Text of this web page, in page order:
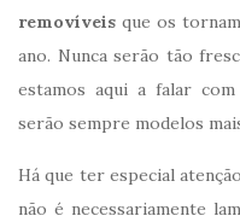
removíveis que os
ano. Nunca serão tão
estamos aqui a falar
serão sempre modelos
Há que ter especial
não é necessariamente